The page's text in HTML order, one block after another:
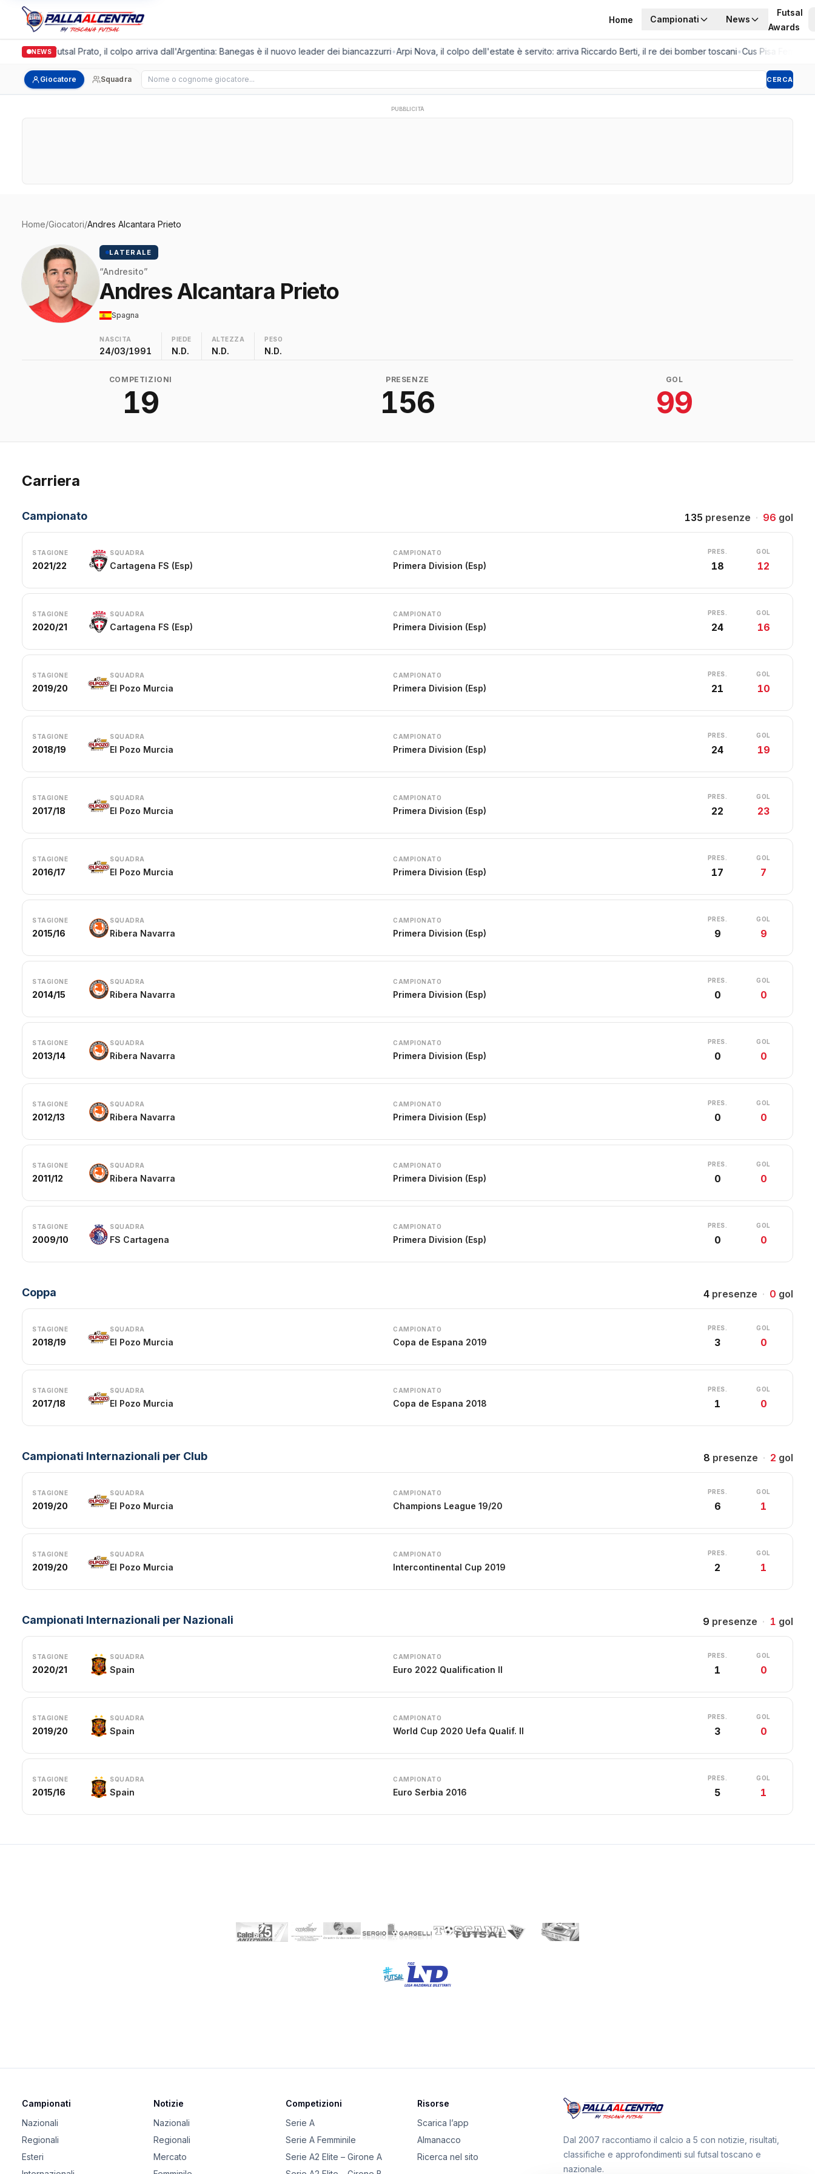
Home Campionati News
Futsal
Awards
NEWS
Italgronda Futsal Prato, il colpo arriva dall'Argentina: Banegas è il nuovo leader dei biancazzurri•Arpi Nova, il colpo dell'estate è servito: arriva Riccardo Berti, il re dei bomber toscani•Cus Pisa
Giocatore Squadra Cerca giocatore CERCA
PUBBLICITÀ
Home/Giocatori/Andres Alcantara Prieto
LATERALE
“Andresito”
Andres Alcantara Prieto
Spagna
NASCITA
24/03/1991
PIEDE
N.D.
ALTEZZA
N.D.
PESO
N.D.
COMPETIZIONI
19
PRESENZE
156
GOL
99
Carriera
Campionato 135 presenze · 96 gol
STAGIONE
2021/22
SQUADRA
Cartagena FS (Esp)
CAMPIONATO
Primera Division (Esp)
PRES.
18
GOL
12
STAGIONE
2020/21
SQUADRA
Cartagena FS (Esp)
CAMPIONATO
Primera Division (Esp)
PRES.
24
GOL
16
STAGIONE
2019/20
SQUADRA
El Pozo Murcia
CAMPIONATO
Primera Division (Esp)
PRES.
21
GOL
10
STAGIONE
2018/19
SQUADRA
El Pozo Murcia
CAMPIONATO
Primera Division (Esp)
PRES.
24
GOL
19
STAGIONE
2017/18
SQUADRA
El Pozo Murcia
CAMPIONATO
Primera Division (Esp)
PRES.
22
GOL
23
STAGIONE
2016/17
SQUADRA
El Pozo Murcia
CAMPIONATO
Primera Division (Esp)
PRES.
17
GOL
7
STAGIONE
2015/16
SQUADRA
Ribera Navarra
CAMPIONATO
Primera Division (Esp)
PRES.
9
GOL
9
STAGIONE
2014/15
SQUADRA
Ribera Navarra
CAMPIONATO
Primera Division (Esp)
PRES.
0
GOL
0
STAGIONE
2013/14
SQUADRA
Ribera Navarra
CAMPIONATO
Primera Division (Esp)
PRES.
0
GOL
0
STAGIONE
2012/13
SQUADRA
Ribera Navarra
CAMPIONATO
Primera Division (Esp)
PRES.
0
GOL
0
STAGIONE
2011/12
SQUADRA
Ribera Navarra
CAMPIONATO
Primera Division (Esp)
PRES.
0
GOL
0
STAGIONE
2009/10
SQUADRA
FS Cartagena
CAMPIONATO
Primera Division (Esp)
PRES.
0
GOL
0
Coppa 4 presenze · 0 gol
STAGIONE
2018/19
SQUADRA
El Pozo Murcia
CAMPIONATO
Copa de Espana 2019
PRES.
3
GOL
0
STAGIONE
2017/18
SQUADRA
El Pozo Murcia
CAMPIONATO
Copa de Espana 2018
PRES.
1
GOL
0
Campionati Internazionali per Club 8 presenze · 2 gol
STAGIONE
2019/20
SQUADRA
El Pozo Murcia
CAMPIONATO
Champions League 19/20
PRES.
6
GOL
1
STAGIONE
2019/20
SQUADRA
El Pozo Murcia
CAMPIONATO
Intercontinental Cup 2019
PRES.
2
GOL
1
Campionati Internazionali per Nazionali 9 presenze · 1 gol
STAGIONE
2020/21
SQUADRA
Spain
CAMPIONATO
Euro 2022 Qualification II
PRES.
1
GOL
0
STAGIONE
2019/20
SQUADRA
Spain
CAMPIONATO
World Cup 2020 Uefa Qualif. II
PRES.
3
GOL
0
STAGIONE
2015/16
SQUADRA
Spain
CAMPIONATO
Euro Serbia 2016
PRES.
5
GOL
1
Campionati
Nazionali
Regionali
Esteri
Notizie
Nazionali
Regionali
Mercato
Competizioni
Serie A
Serie A Femminile
Serie A2 Elite – Girone A
Risorse
Scarica l’app
Almanacco
Ricerca nel sito
Dal 2007 raccontiamo il calcio a 5 con notizie, risultati,
classifiche e approfondimenti sul futsal toscano e
nazionale.